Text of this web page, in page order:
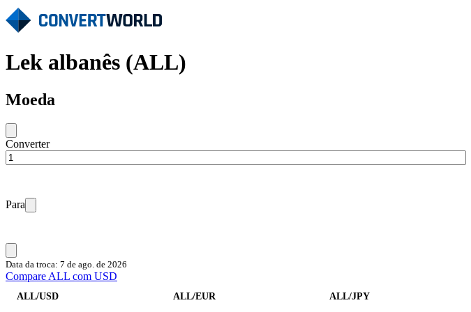
Lek albanês (ALL)
Moeda
Converter
Para
Data da troca: 7 de ago. de 2026
Compare ALL com USD
ALL/USD ALL/EUR ALL/JPY